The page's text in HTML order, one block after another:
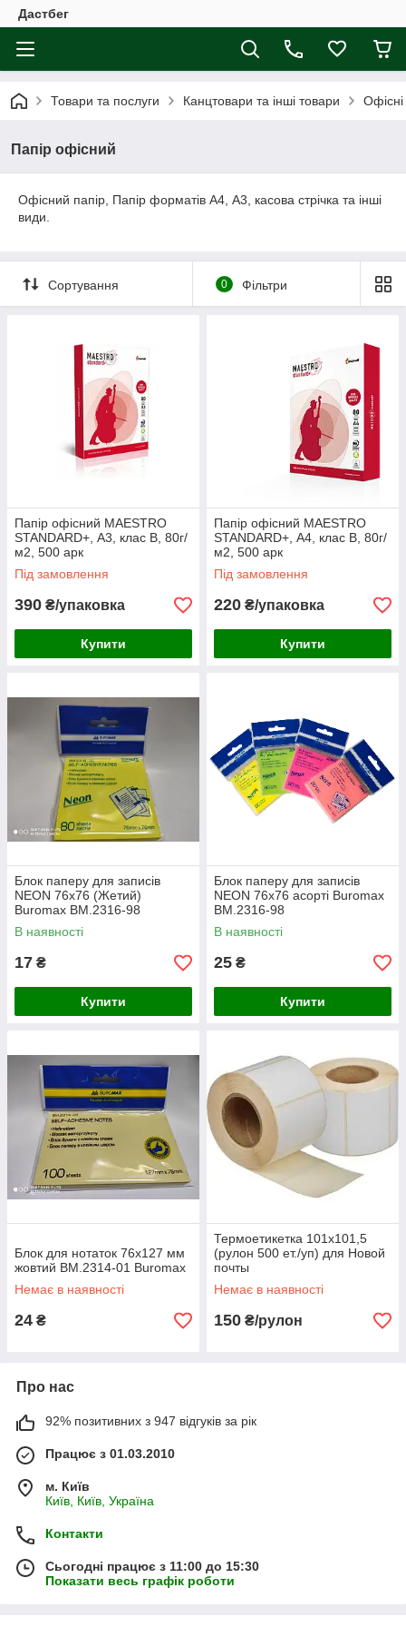
Дастбег
Товари та послуги Канцтовари та інші товари
Папір офісний
Офісний папір, Папір форматів А4, А3, касова стрічка та інші
види.
Сортування 0 Фільтри
Папір офісний MAESTRO
STANDARD+, А3, клас B, 80г/
м2, 500 арк
Під замовлення
390 ₴/упаковка
Купити
Папір офісний MAESTRO
STANDARD+, А4, клас B, 80г/
м2, 500 арк
Під замовлення
220 ₴/упаковка
Купити
Блок паперу для записів
NEON 76х76 (Жетий)
Buromax BM.2316-98
В наявності
17 ₴
Купити
Блок паперу для записів
NEON 76х76 асорті Buromax
BM.2316-98
В наявності
25 ₴
Купити
Блок для нотаток 76x127 мм
жовтий BM.2314-01 Buromax
Немає в наявності
24 ₴
Термоетикетка 101х101,5
(рулон 500 ет./уп) для Новой
почты
Немає в наявності
150 ₴/рулон
Про нас
92% позитивних з 947 відгуків за рік
Працює з 01.03.2010
м. Київ
Київ, Київ, Україна
Контакти
Сьогодні працює з 11:00 до 15:30
Показати весь графік роботи